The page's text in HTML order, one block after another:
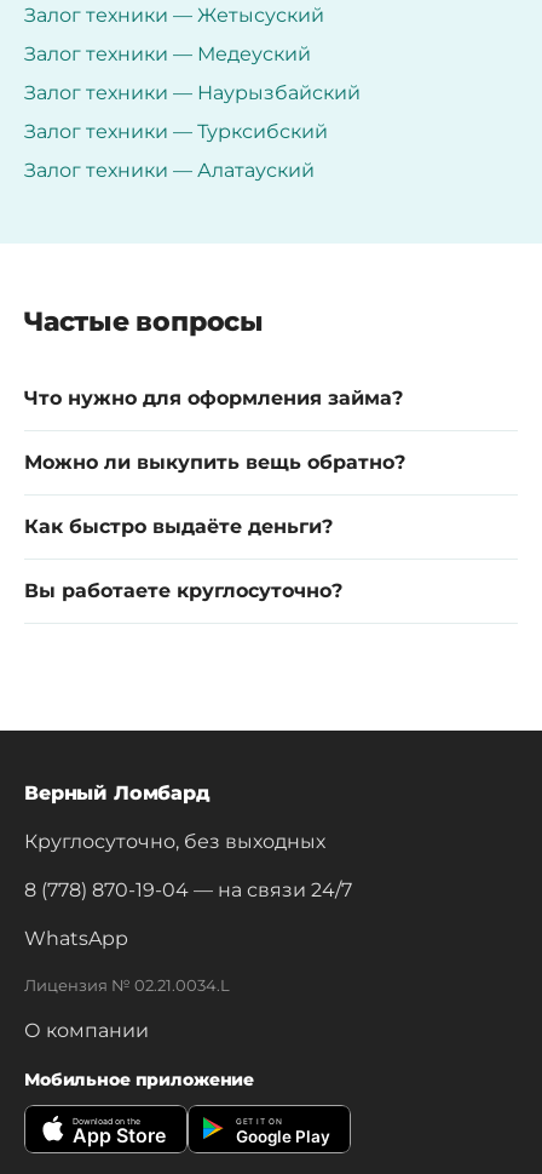
Залог техники — Жетысуский
Залог техники — Медеуский
Залог техники — Наурызбайский
Залог техники — Турксибский
Залог техники — Алатауский
Частые вопросы
Что нужно для оформления займа?
Можно ли выкупить вещь обратно?
Как быстро выдаёте деньги?
Вы работаете круглосуточно?
Верный Ломбард
Круглосуточно, без выходных
8 (778) 870-19-04 — на связи 24/7
WhatsApp
Лицензия № 02.21.0034.L
О компании
Мобильное приложение
Download on the
App Store
GET IT ON
Google Play